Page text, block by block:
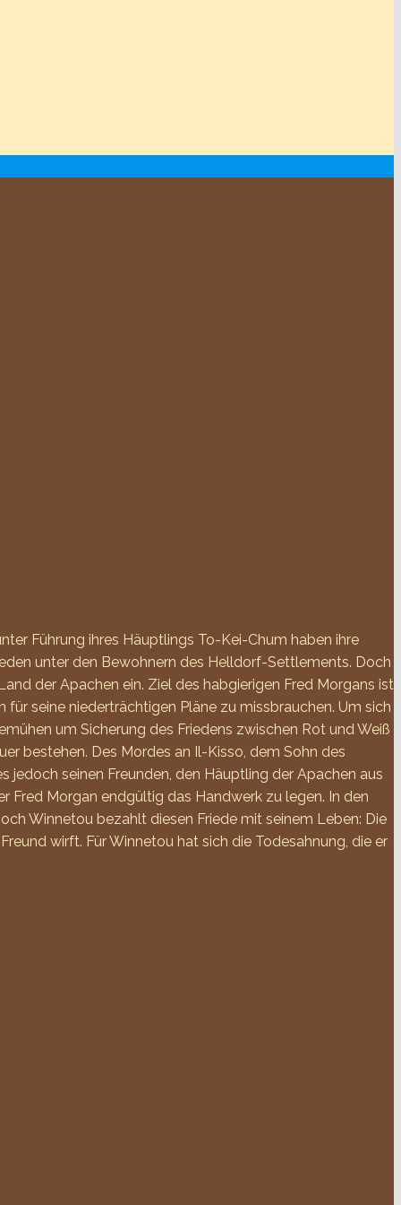
Führung ihres Häuptlings To-Kei-Chum haben ihre
unter den Bewohnern des Helldorf-Settlements. Doch
der Apachen ein. Ziel des habgierigen Fred Morgans ist
seine niederträchtigen Pläne zu missbrauchen. Um sich
um Sicherung des Friedens zwischen Rot und Weiß
bestehen. Des Mordes an Il-Kisso, dem Sohn des
seinen Freunden, den Häuptling der Apachen aus
Fred Morgan endgültig das Handwerk zu legen. In den
Winnetou bezahlt diesen Friede mit seinem Leben: Die
wirft. Für Winnetou hat sich die Todesahnung, die er